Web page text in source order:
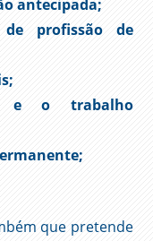
antecipada;
profissão de
e o trabalho
que pretende